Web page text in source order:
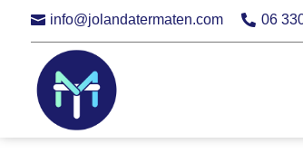
 info@jolandatermaten.com  06